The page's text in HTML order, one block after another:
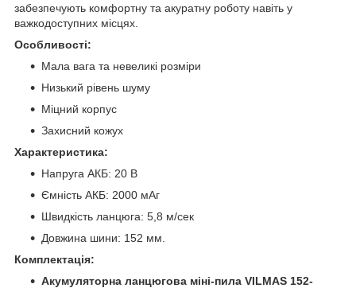
забезпечують комфортну та акуратну роботу навіть у
важкодоступних місцях.
Особливості:
Мала вага та невеликі розміри
Низький рівень шуму
Міцний корпус
Захисний кожух
Характеристика:
Напруга АКБ: 20 В
Ємність АКБ: 2000 мАг
Швидкість ланцюга: 5,8 м/сек
Довжина шини: 152 мм.
Комплектація:
Акумуляторна ланцюгова міні-пила VILMAS 152-